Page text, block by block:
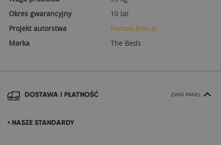
Okres gwarancyjny
10 lat
Projekt autorstwa
Roman Bilecki
Marka
The Beds
DOSTAWA I PŁATNOŚĆ ZWIŃ PANEL
• NASZE STANDARDY